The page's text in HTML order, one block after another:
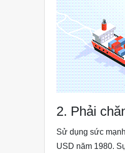
2. Phải
Sử dụng sức
USD năm 1980.